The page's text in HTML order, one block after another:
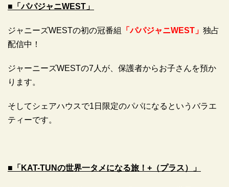
■「パパジャニWEST」
ジャニーズWESTの初の冠番組 「パパジャニWEST」 独占
配信中！
ジャーニーズWESTの7人が、保護者からお子さんを預か
ります。
そしてシェアハウスで1日限定のパパになるというバラエ
ティーです。
■ 「KAT-TUNの世界一タメになる旅！+（プラス）」